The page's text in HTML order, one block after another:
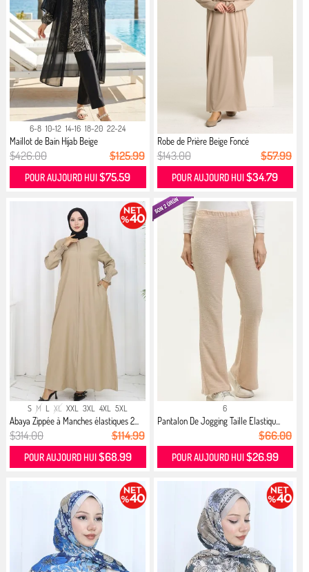
6-8 10-12 14-16 18-20 22-24
Maillot de Bain Hijab Beige
$426.00 $125.99
POUR AUJOURD HUI$75.59
Robe de Prière Beige Foncé
$143.00 $57.99
POUR AUJOURD HUI$34.79
S M L XL XXL 3XL 4XL 5XL
Abaya Zippée à Manches élastiques 2...
$314.00 $114.99
POUR AUJOURD HUI $68.99
6
Pantalon De Jogging Taille Elastiqu...
$66.00
POUR AUJOURD HUI $26.99